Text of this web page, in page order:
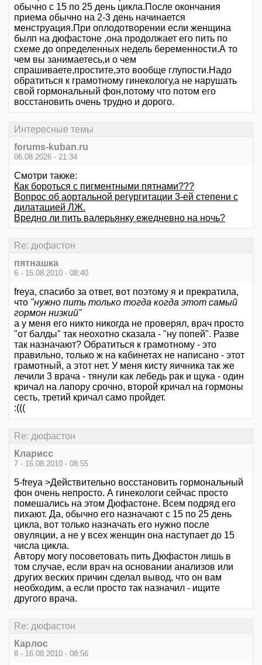
обычно с 15 по 25 день цикла.После окончания
приема обычно на 2-3 день начинается
менструация.При оплодотворении если женщина
былп на дюфастоне ,она продолжает его пить по
схеме до определенных недель беременности.А то
чем вы занимаетесь,и о чем
спрашиваете,простите,это вообще глупости.Надо
обратиться к грамотному гинекологу,а не нарушать
свой гормональный фон,потому что потом его
восстановить очень трудно и дорого.
Интересные темы
forums-kuban.ru
06.08.2026 - 21:34
Смотри также:
Как бороться с пигментными пятнами???
Вопрос об аортальной регургитации 3-ей степени с
дилатацией ЛЖ.
Вредно ли пить валерьянку ежедневно на ночь?
Re: дюфастон
пятнашка
6 - 16.08.2010 - 08:40
freya, спасибо за ответ, вот поэтому я и прекратила,
что "нужно пить только тогда когда этот самый
гормон низкий"
а у меня его никто никогда не проверял, врач просто
"от балды" так неохотно сказала - "ну попей". Разве
так назначают? Обратиться к грамотному - это
правильно, только ж на кабинетах не написано - этот
грамотный, а этот нет. У меня кисту яичника так же
лечили 3 врача - тянули как лебедь рак и щука - один
кричал на лапору срочно, второй кричал на гормоны
сесть, третий кричал само пройдет.
:(((
Re: дюфастон
Кларисс
7 - 16.08.2010 - 08:55
5-freya >Действительно восстановить гормональный
фон очень непросто. А гинекологи сейчас просто
помешались на этом Дюфастоне. Всем подряд его
пихают. Да, обычно его назначают с 15 по 25 день
цикла, вот только назначать его нужно после
овуляции, а не у всех женщин она наступает до 15
числа цикла.
Автору могу посоветовать пить Дюфастон лишь в
том случае, если врач на основании анализов или
других веских причин сделал вывод, что он вам
необходим, а если просто так назначил - ищите
другого врача.
Re: дюфастон
Карлос
8 - 16.08.2010 - 08:56